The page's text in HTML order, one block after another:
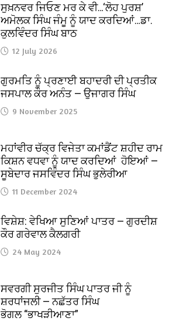
ਸੁਖ਼ਨਵਰ ਜਿਓਣ ਮਰ ਕੇ ਵੀ…‘ਲੋਹ ਪੁਰਸ਼’
ਅਮੋਲਕ ਸਿੰਘ ਜੰਮੂ ਨੂੰ ਯਾਦ ਕਰਦਿਆਂ…ਡਾ.
ਕੁਲਵਿੰਦਰ ਸਿੰਘ ਬਾਠ
12 July 2026
ਗੁਰਮਤਿ ਨੂੰ ਪ੍ਰਣਾਈ ਬਹਾਦਰੀ ਦੀ ਪ੍ਰਤੀਕ
ਜਸਪਾਲ ਕੌਰ ਅਨੰਤ — ਉਜਾਗਰ ਸਿੰਘ
9 November 2025
ਮਹਾਂਵੀਰ ਚੱਕ੍ਰ ਵਿਜੇਤਾ ਕਮਾਂਡੈਂਟ ਸ਼ਹੀਦ ਰਾਮ
ਕਿਸ਼ਨ ਵਧਵਾ ਨੂੰ ਯਾਦ ਕਰਦਿਆਂ ਹੋਇਆਂ —
ਸੂਬੇਦਾਰ ਜਸਵਿੰਦਰ ਸਿੰਘ ਭੁਲੇਰੀਆ
11 December 2024
ਵਿਸ਼ੇਸ਼: ਵੇਖਿਆ ਸੁਣਿਆਂ ਪਾਤਰ — ਗੁਰਦੀਸ਼
ਕੌਰ ਗਰੇਵਾਲ ਕੈਲਗਰੀ
24 May 2024
ਸਵਰਗੀ ਸੁਰਜੀਤ ਸਿੰਘ ਪਾਤਰ ਜੀ ਨੂੰ
ਸ਼ਰਧਾਂਜਲੀ — ਨਛੱਤਰ ਸਿੰਘ
ਭੋਗਲ “ਭਾਖੜੀਆਣਾ”